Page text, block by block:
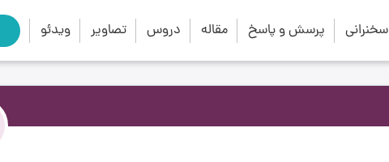
سخنرانی پرسش و پاسخ مقاله دروس تصاویر ویدئو search
close